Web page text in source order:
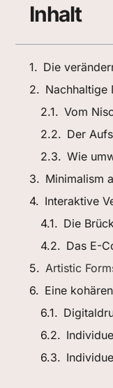
Inhalt
Die
Nachhaltige
Vom
Der
Wie
Minimalism
Interaktive
Die
Das E-
Artistic
Eine